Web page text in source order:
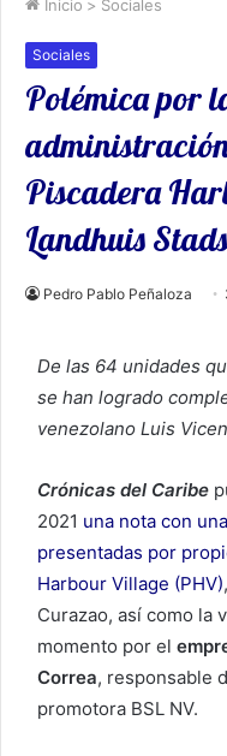
Inicio > Sociales
Sociales
Polémica por
Piscadera
Landhuis
Pedro Pablo Peñaloza
De las 64 unidades
se han logrado
venezolano Luis
Crónicas del Caribe
2021 una nota con
presentadas por
Harbour Village (PHV)
Curazao, así como la
momento por el
Correa, responsable
promotora BSL NV.